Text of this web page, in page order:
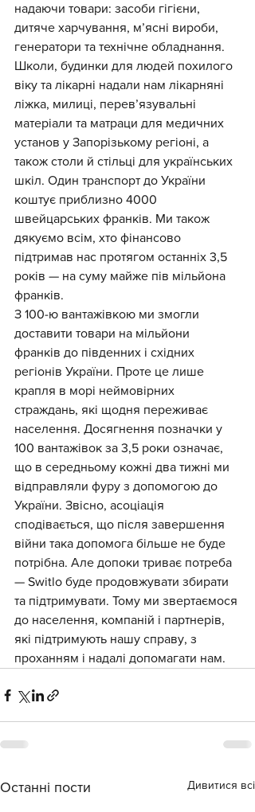
надаючи товари: засоби гігієни,
дитяче харчування, м’ясні вироби,
генератори та технічне обладнання.
Школи, будинки для людей похилого
віку та лікарні надали нам лікарняні
ліжка, милиці, перев’язувальні
матеріали та матраци для медичних
установ у Запорізькому регіоні, а
також столи й стільці для українських
шкіл. Один транспорт до України
коштує приблизно 4000
швейцарських франків. Ми також
дякуємо всім, хто фінансово
підтримав нас протягом останніх 3,5
років — на суму майже пів мільйона
франків.
З 100-ю вантажівкою ми змогли
доставити товари на мільйони
франків до південних і східних
регіонів України. Проте це лише
крапля в морі неймовірних
страждань, які щодня переживає
населення. Досягнення позначки у
100 вантажівок за 3,5 роки означає,
що в середньому кожні два тижні ми
відправляли фуру з допомогою до
України. Звісно, асоціація
сподівається, що після завершення
війни така допомога більше не буде
потрібна. Але допоки триває потреба
— Switlo буде продовжувати збирати
та підтримувати. Тому ми звертаємося
до населення, компаній і партнерів,
які підтримують нашу справу, з
проханням і надалі допомагати нам.
Останні пости Дивитися всі